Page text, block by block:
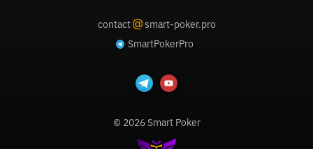
© 2026 Smart Poker
contact@smart-poker.pro
SmartPokerPro